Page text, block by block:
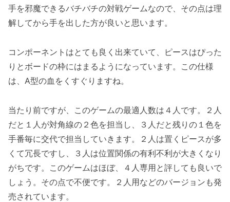
手を邪魔できるバチバチの対戦ゲームなので、その点は理
解してから手を出した方が良いと思います。
コンポーネントはとても良く出来ていて、ピースはぴった
りとボードの枠にはまるようになっています。この仕様
は、A型の血をくすぐりますね。
当たり前ですが、このゲームの最適人数は４人です。２人
だと１人が対角線の２色を担当し、３人だと残りの１色を
手番毎に交代で担当していきます。２人は置くピースが多
くて冗長ですし、３人は位置関係の有利不利が大きくなり
がちです。このゲームはほぼ、４人専用と評しても良いで
しょう。その点で不便です。２人用などのバージョンも発
売されています。